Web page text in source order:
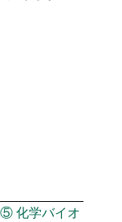
⑤化学バイオ